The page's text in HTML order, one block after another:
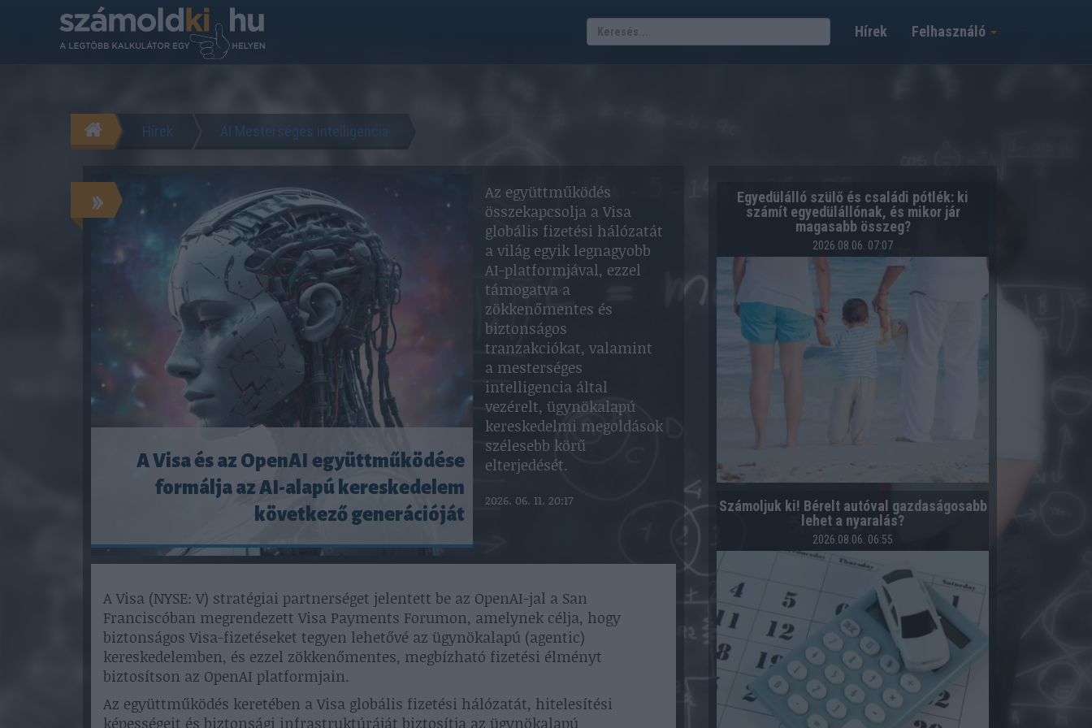
Felhasználó
Hírek
Hírek AI Mesterséges intelligencia
»
A Visa és az OpenAI együttműködése
formálja az AI-alapú kereskedelem
következő generációját
Az együttműködés
összekapcsolja a Visa
globális fizetési hálózatát
a világ egyik legnagyobb
AI-platformjával, ezzel
támogatva a
zökkenőmentes és
biztonságos
tranzakciókat, valamint
a mesterséges
intelligencia által
vezérelt, ügynökalapú
kereskedelmi megoldások
szélesebb körű
elterjedését.
2026. 06. 11. 20:17
A Visa (NYSE: V) stratégiai partnerséget jelentett be az OpenAI-jal a San
Franciscóban megrendezett Visa Payments Forumon, amelynek célja, hogy
biztonságos Visa-fizetéseket tegyen lehetővé az ügynökalapú (agentic)
kereskedelemben, és ezzel zökkenőmentes, megbízható fizetési élményt
biztosítson az OpenAI platformjain.
Az együttműködés keretében a Visa globális fizetési hálózatát, hitelesítési
képességeit és biztonsági infrastruktúráját biztosítja az ügynökalapú
Egyedülálló szülő és családi pótlék: ki
számít egyedülállónak, és mikor jár
magasabb összeg?
2026.08.06. 07:07
Számoljuk ki! Bérelt autóval gazdaságosabb
lehet a nyaralás?
2026.08.06. 06:55